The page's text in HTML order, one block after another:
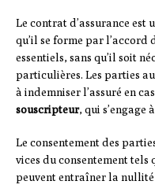
Le contrat d’assurance est
qu’il se forme par l’accord
essentiels, sans qu’il soit
particulières. Les parties
à indemniser l’assuré en
souscripteur, qui s’engage
Le consentement des
vices du consentement tels
peuvent entraîner la